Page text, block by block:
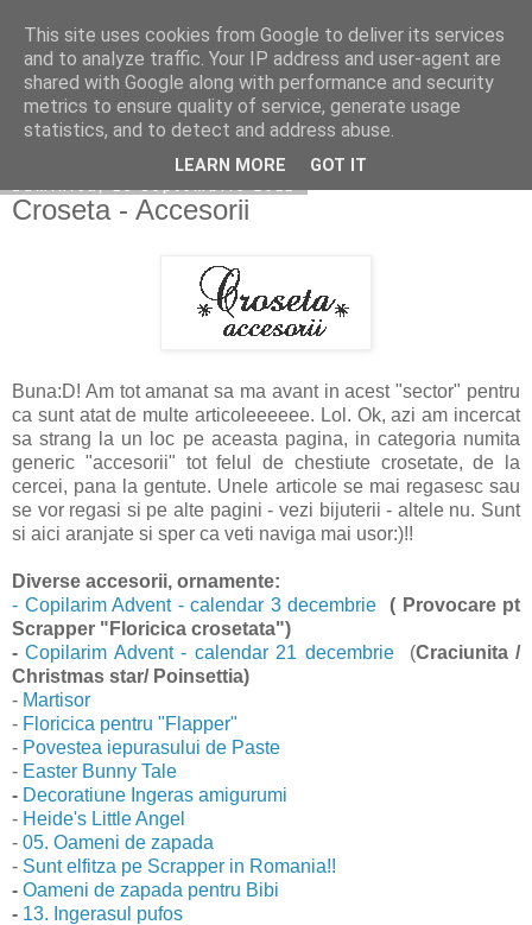
Copilarim
Croseta - Accesorii
Buna:D! Am tot amanat sa ma avant in acest "sector" pentru
ca sunt atat de multe articoleeeeee. Lol. Ok, azi am incercat
sa strang la un loc pe aceasta pagina, in categoria numita
generic "accesorii" tot felul de chestiute crosetate, de la
cercei, pana la gentute. Unele articole se mai regasesc sau
se vor regasi si pe alte pagini - vezi bijuterii - altele nu. Sunt
si aici aranjate si sper ca veti naviga mai usor:)!!
Diverse accesorii, ornamente:
- Copilarim Advent - calendar 3 decembrie ( Provocare pt
Scrapper "Floricica crosetata")
-Copilarim Advent - calendar 21 decembrie(Craciunita /
Christmas star/ Poinsettia)
- Martisor
- Floricica pentru "Flapper"
- Povestea iepurasului de Paste
- Easter Bunny Tale
- Decoratiune Ingeras amigurumi
- Heide's Little Angel
- 05. Oameni de zapada
- Sunt elfitza pe Scrapper in Romania!!
- Oameni de zapada pentru Bibi
- 13. Ingerasul pufos
This site uses cookies from Google to deliver its services
and to analyze traffic. Your IP address and user-agent are
shared with Google along with performance and security
metrics to ensure quality of service, generate usage
statistics, and to detect and address abuse.
LEARN MORE GOT IT